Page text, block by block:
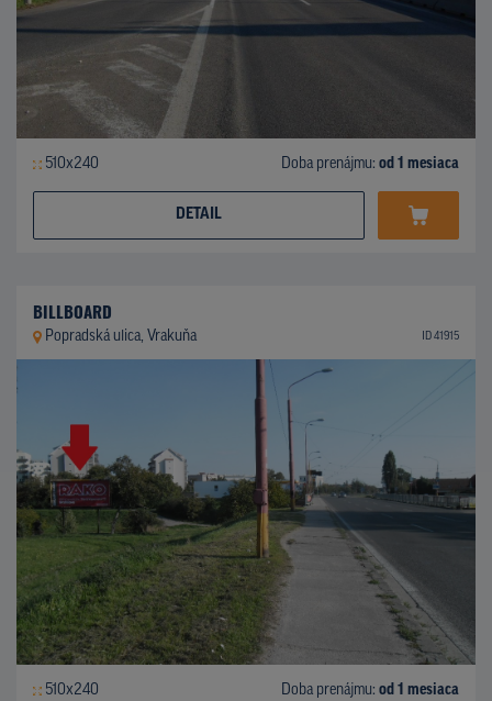
510x240 Doba prenájmu: od 1 mesiaca
DETAIL
BILLBOARD
Popradská ulica, Vrakuňa ID 41915
510x240 Doba prenájmu: od 1 mesiaca